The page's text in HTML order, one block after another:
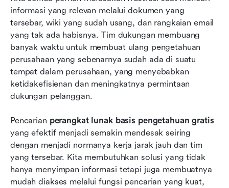
informasi yang relevan melalui dokumen yang
tersebar, wiki yang sudah usang, dan rangkaian email
yang tak ada habisnya. Tim dukungan membuang
banyak waktu untuk membuat ulang pengetahuan
perusahaan yang sebenarnya sudah ada di suatu
tempat dalam perusahaan, yang menyebabkan
ketidakefisienan dan meningkatnya permintaan
dukungan pelanggan.
Pencarian perangkat lunak basis pengetahuan gratis
yang efektif menjadi semakin mendesak seiring
dengan menjadi normanya kerja jarak jauh dan tim
yang tersebar. Kita membutuhkan solusi yang tidak
hanya menyimpan informasi tetapi juga membuatnya
mudah diakses melalui fungsi pencarian yang kuat,
Perangkat lunak basis pengetahuan gratis
terbaik: 10 solusi teratas yang diurutkan
Mengapa manajemen pengetahuan terintegrasi
lebih unggul daripada solusi mandiri
Kesimpulan
Bacaan terkait